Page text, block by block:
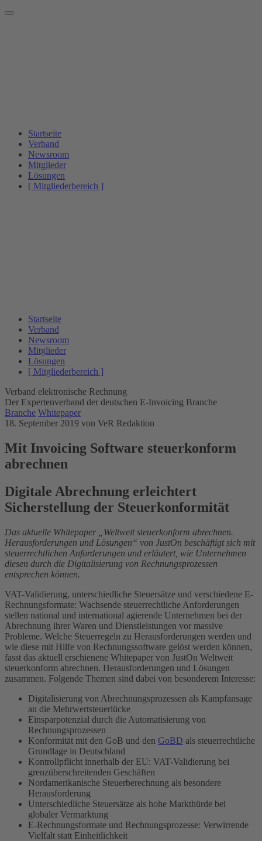
Startseite
Verband
Newsroom
Mitglieder
Lösungen
[ Mitgliederbereich ]
Startseite
Verband
Newsroom
Mitglieder
Lösungen
[ Mitgliederbereich ]
Verband elektronische Rechnung
Der Expertenverband der deutschen E-Invoicing Branche
Branche Whitepaper
18. September 2019 von VeR Redaktion
Mit Invoicing Software steuerkonform
abrechnen
Digitale Abrechnung erleichtert
Sicherstellung der Steuerkonformität
Das aktuelle Whitepaper „Weltweit steuerkonform abrechnen.
Herausforderungen und Lösungen“ von JustOn beschäftigt sich mit
steuerrechtlichen Anforderungen und erläutert, wie Unternehmen
diesen durch die Digitalisierung von Rechnungsprozessen
entsprechen können.
VAT-Validierung, unterschiedliche Steuersätze und verschiedene E-
Rechnungsformate: Wachsende steuerrechtliche Anforderungen
stellen national und international agierende Unternehmen bei der
Abrechnung ihrer Waren und Dienstleistungen vor massive
Probleme. Welche Steuerregeln zu Herausforderungen werden und
wie diese mit Hilfe von Rechnungssoftware gelöst werden können,
fasst das aktuell erschienene Whitepaper von JustOn Weltweit
steuerkonform abrechnen. Herausforderungen und Lösungen
zusammen. Folgende Themen sind dabei von besonderem Interesse:
Digitalisierung von Abrechnungsprozessen als Kampfansage
an die Mehrwertsteuerlücke
Einsparpotenzial durch die Automatisierung von
Rechnungsprozessen
Konformität mit den GoB und den GoBD als steuerrechtliche
Grundlage in Deutschland
Kontrollpflicht innerhalb der EU: VAT-Validierung bei
grenzüberschreitenden Geschäften
Nordamerikanische Steuerberechnung als besondere
Herausforderung
Unterschiedliche Steuersätze als hohe Markthürde bei
globaler Vermarktung
E-Rechnungsformate und Rechnungsprozesse: Verwirrende
Vielfalt statt Einheitlichkeit